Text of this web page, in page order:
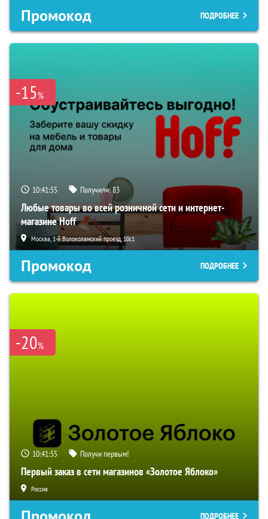
Промокод ПОДРОБНЕЕ
-15%
10:41:54 Получили:83
Любые товары во всей розничной сети и интернет-
магазине Hoff
Москва, 1-й Волоколамский проезд, 10с1
Промокод ПОДРОБНЕЕ
-20%
10:41:54 Получи первым!
Первый заказ в сети магазинов «Золотое Яблоко»
Россия
ПОДРОБНЕЕ